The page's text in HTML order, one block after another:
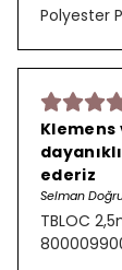
Polyester
Klemens
ederiz
Selman
TBLOC